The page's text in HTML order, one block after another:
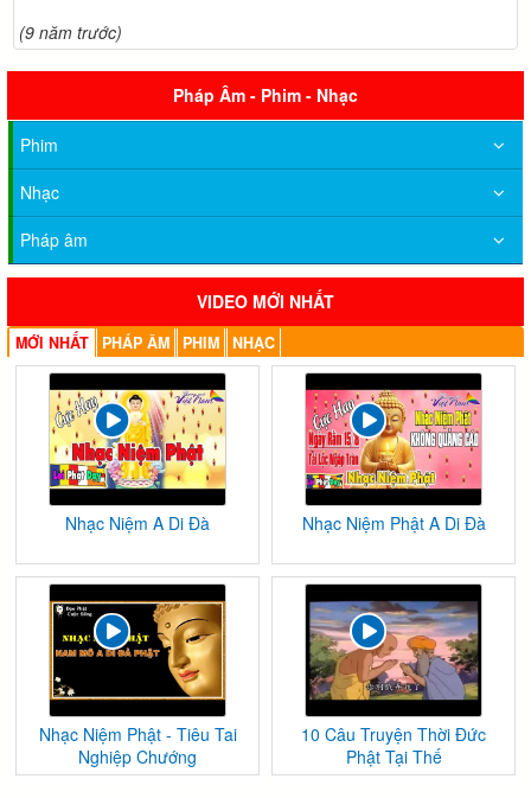
(9 năm trước)
Pháp Âm - Phim - Nhạc
Phim
Nhạc
Pháp âm
VIDEO MỚI NHẤT
MỚI NHẤT PHÁP ÂM PHIM NHẠC
Nhạc Niệm A Di Đà Nhạc Niệm Phật A Di Đà
Nhạc Niệm Phật - Tiêu Tai
Nghiệp Chướng
10 Câu Truyện Thời Đức
Phật Tại Thế